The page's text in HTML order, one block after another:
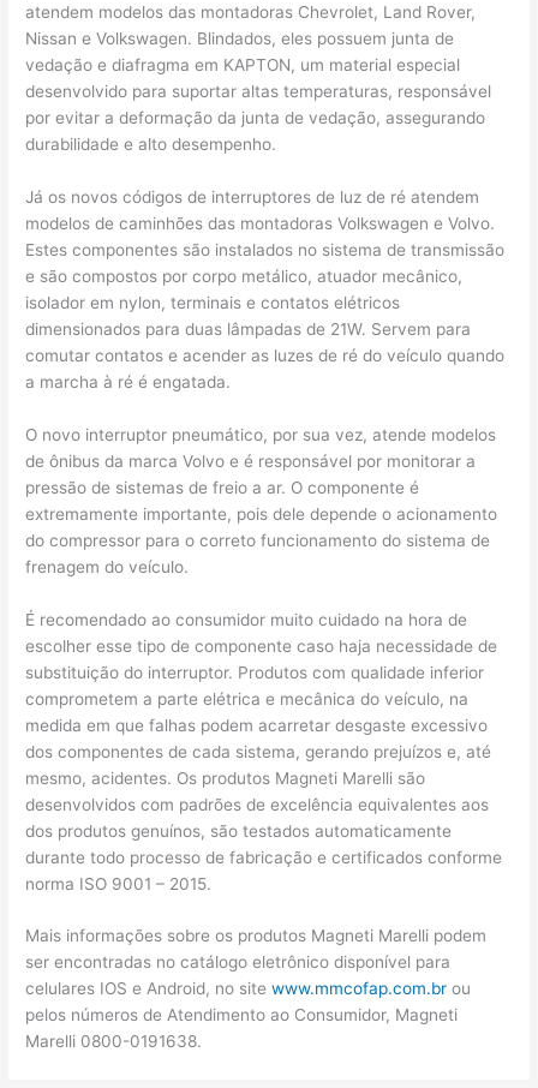
atendem modelos das montadoras Chevrolet, Land Rover,
Nissan e Volkswagen. Blindados, eles possuem junta de
vedação e diafragma em KAPTON, um material especial
desenvolvido para suportar altas temperaturas, responsável
por evitar a deformação da junta de vedação, assegurando
durabilidade e alto desempenho.
Já os novos códigos de interruptores de luz de ré atendem
modelos de caminhões das montadoras Volkswagen e Volvo.
Estes componentes são instalados no sistema de transmissão
e são compostos por corpo metálico, atuador mecânico,
isolador em nylon, terminais e contatos elétricos
dimensionados para duas lâmpadas de 21W. Servem para
comutar contatos e acender as luzes de ré do veículo quando
a marcha à ré é engatada.
O novo interruptor pneumático, por sua vez, atende modelos
de ônibus da marca Volvo e é responsável por monitorar a
pressão de sistemas de freio a ar. O componente é
extremamente importante, pois dele depende o acionamento
do compressor para o correto funcionamento do sistema de
frenagem do veículo.
É recomendado ao consumidor muito cuidado na hora de
escolher esse tipo de componente caso haja necessidade de
substituição do interruptor. Produtos com qualidade inferior
comprometem a parte elétrica e mecânica do veículo, na
medida em que falhas podem acarretar desgaste excessivo
dos componentes de cada sistema, gerando prejuízos e, até
mesmo, acidentes. Os produtos Magneti Marelli são
desenvolvidos com padrões de excelência equivalentes aos
dos produtos genuínos, são testados automaticamente
durante todo processo de fabricação e certificados conforme
norma ISO 9001 – 2015.
Mais informações sobre os produtos Magneti Marelli podem
ser encontradas no catálogo eletrônico disponível para
celulares IOS e Android, no sitewww.mmcofap.com.br ou
pelos números de Atendimento ao Consumidor, Magneti
Marelli 0800-0191638.